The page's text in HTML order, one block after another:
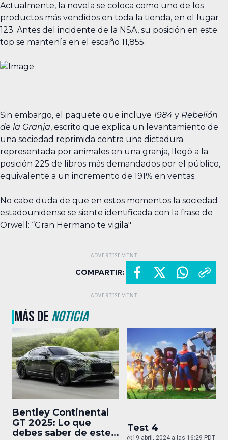
Actualmente, la novela se coloca como uno de los
productos más vendidos en toda la tienda, en el lugar
123. Antes del incidente de la NSA, su posición en este
top se mantenía en el escaño 11,855.
Sin embargo, el paquete que incluye 1984 y Rebelión
de la Granja, escrito que explica un levantamiento de
una sociedad reprimida contra una dictadura
representada por animales en una granja, llegó a la
posición 225 de libros más demandados por el público,
equivalente a un incremento de 191% en ventas.
No cabe duda de que en estos momentos la sociedad
estadounidense se siente identificada con la frase de
Orwell: “Gran Hermano te vigila"
COMPARTIR:
MÁS DENOTICIA
Bentley Continental
GT 2025: Lo que
debes saber de este
Test 4
19 abril, 2024 a las 16:29 PDT